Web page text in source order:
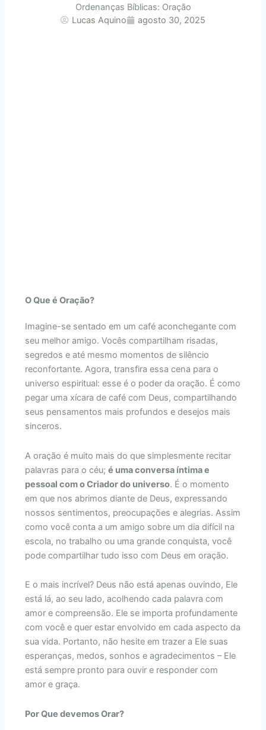
Ordenanças Bíblicas: Oração
Lucas Aquino
agosto 30, 2025
O Que é Oração?
Imagine-se sentado em um café aconchegante com
seu melhor amigo. Vocês compartilham risadas,
segredos e até mesmo momentos de silêncio
reconfortante. Agora, transfira essa cena para o
universo espiritual: esse é o poder da oração. É como
pegar uma xícara de café com Deus, compartilhando
seus pensamentos mais profundos e desejos mais
sinceros.
A oração é muito mais do que simplesmente recitar
palavras para o céu;é uma conversa íntima e
pessoal com o Criador do universo. É o momento
em que nos abrimos diante de Deus, expressando
nossos sentimentos, preocupações e alegrias. Assim
como você conta a um amigo sobre um dia difícil na
escola, no trabalho ou uma grande conquista, você
pode compartilhar tudo isso com Deus em oração.
E o mais incrível? Deus não está apenas ouvindo, Ele
está lá, ao seu lado, acolhendo cada palavra com
amor e compreensão. Ele se importa profundamente
com você e quer estar envolvido em cada aspecto da
sua vida. Portanto, não hesite em trazer a Ele suas
esperanças, medos, sonhos e agradecimentos – Ele
está sempre pronto para ouvir e responder com
amor e graça.
Por Que devemos Orar?